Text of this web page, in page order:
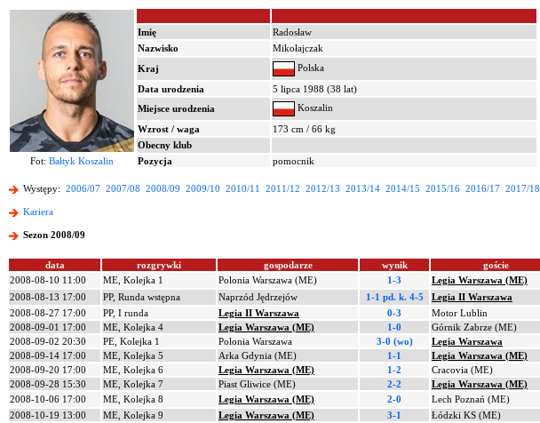
Imię
Radosław
Nazwisko
Mikołajczak
Kraj
Polska
Data urodzenia
5 lipca 1988 (38 lat)
Miejsce urodzenia
Koszalin
Wzrost / waga
173 cm / 66 kg
Obecny klub
Fot: Bałtyk Koszalin Pozycja pomocnik
Występy: 2006/07 2007/08 2008/09 2009/10 2010/11 2011/12 2012/13 2013/14 2014/15 2015/16 2016/17 2017/18
Kariera
Sezon 2008/09
data rozgrywki gospodarze wynik goście
2008-08-10 11:00
ME, Kolejka 1 Polonia Warszawa (ME) 1-3 Legia Warszawa (ME)
2008-08-13 17:00
PP, Runda wstępna Naprzód Jędrzejów 1-1 pd. k. 4-5 Legia II Warszawa
2008-08-27 17:00
PP, I runda Legia II Warszawa 0-3 Motor Lublin
2008-09-01 17:00
ME, Kolejka 4 Legia Warszawa (ME) 1-0 Górnik Zabrze (ME)
2008-09-02 20:30
PE, Kolejka 1 Polonia Warszawa 3-0 (wo) Legia Warszawa
2008-09-14 17:00
ME, Kolejka 5 Arka Gdynia (ME) 1-1 Legia Warszawa (ME)
2008-09-20 17:00
ME, Kolejka 6 Legia Warszawa (ME) 1-2 Cracovia (ME)
2008-09-28 15:30
ME, Kolejka 7 Piast Gliwice (ME) 2-2 Legia Warszawa (ME)
2008-10-06 17:00
ME, Kolejka 8 Legia Warszawa (ME) 2-0 Lech Poznań (ME)
2008-10-19 13:00
ME, Kolejka 9 Legia Warszawa (ME) 3-1 Łódzki KS (ME)